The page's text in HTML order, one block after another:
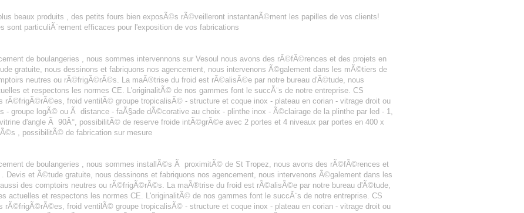
beaux produits , des petits fours bien exposÃ©s rÃ©veilleront instantanÃ©ment les papilles de vos clients!
particuliÃ¨rement efficaces pour l'exposition de vos fabrications
de boulangeries , nous sommes intervennons sur Vesoul nous avons des rÃ©fÃ©rences et des projets en
gratuite, nous dessinons et fabriquons nos agencement, nous intervenons Ã©galement dans les mÃ©tiers de
neutres ou rÃ©frigÃ©rÃ©s. La maÃ®trise du froid est rÃ©alisÃ©e par notre bureau d'Ã©tude, nous
et respectons les normes CE. L'originalitÃ© de nos gammes font le succÃ¨s de notre entreprise. CS
rÃ©frigÃ©rÃ©es, froid ventilÃ© groupe tropicalisÃ© - structure et coque inox - plateau en corian - vitrage droit ou
groupe logÃ© ou Ã distance - faÃ§ade dÃ©corative au choix - plinthe inox - Ã©clairage de la plinthe par led - 1,
d'angle Ã 90Â°, possibilitÃ© de reserve froide intÃ©grÃ©e avec 2 portes et 4 niveaux par portes en 400 x
, possibilitÃ© de fabrication sur mesure
de boulangeries , nous sommes installÃ©s Ã proximitÃ© de St Tropez, nous avons des rÃ©fÃ©rences et
Devis et Ã©tude gratuite, nous dessinons et fabriquons nos agencement, nous intervenons Ã©galement dans les
des comptoirs neutres ou rÃ©frigÃ©rÃ©s. La maÃ®trise du froid est rÃ©alisÃ©e par notre bureau d'Ã©tude,
actuelles et respectons les normes CE. L'originalitÃ© de nos gammes font le succÃ¨s de notre entreprise. CS
rÃ©frigÃ©rÃ©es, froid ventilÃ© groupe tropicalisÃ© - structure et coque inox - plateau en corian - vitrage droit ou